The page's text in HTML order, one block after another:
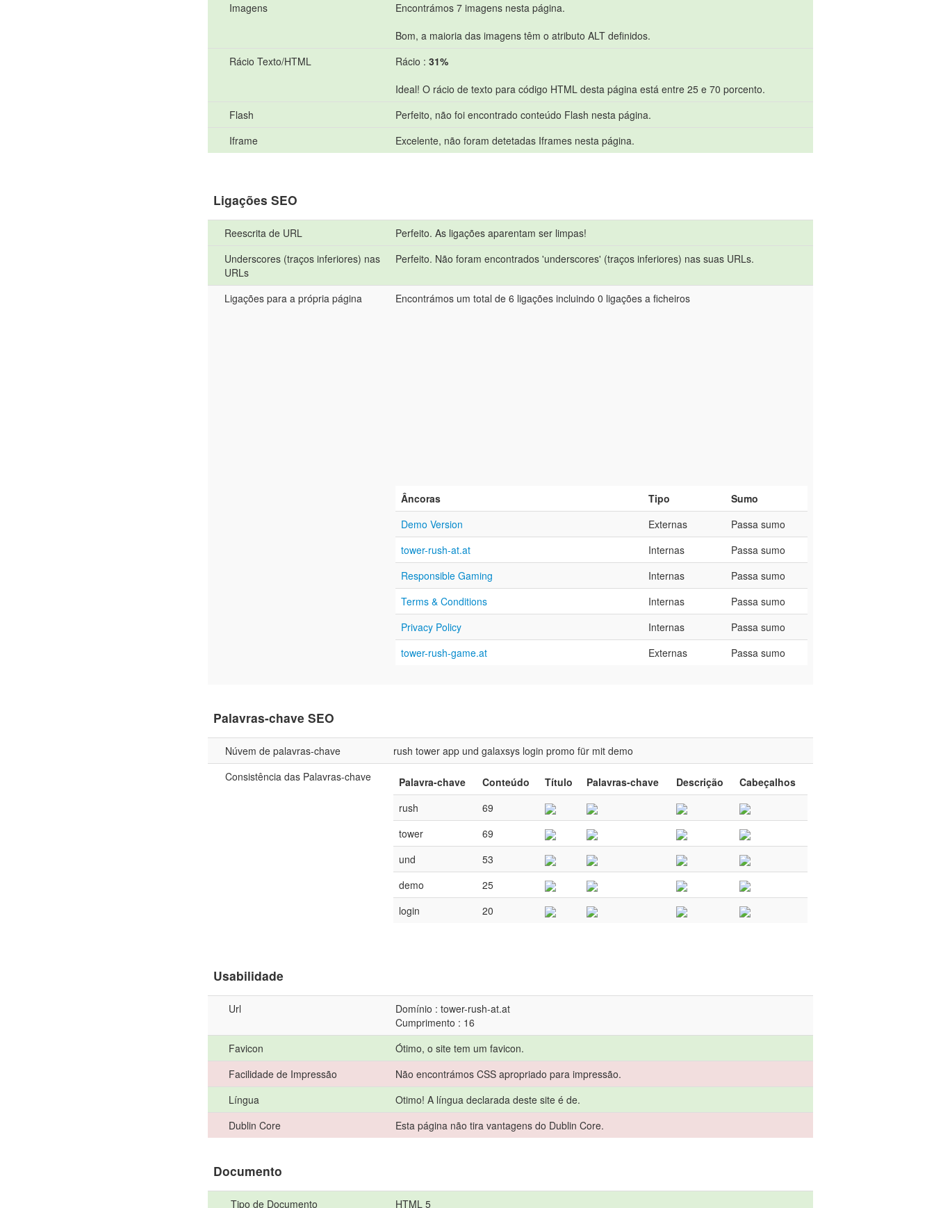
Imagens
Encontrámos 7 imagens nesta página.
Bom, a maioria das imagens têm o atributo ALT definidos.
Rácio Texto/HTML
Rácio : 31%
Ideal! O rácio de texto para código HTML desta página está entre 25 e 70 porcento.
Flash
Perfeito, não foi encontrado conteúdo Flash nesta página.
Iframe
Excelente, não foram detetadas Iframes nesta página.
Ligações SEO
Reescrita de URL
Perfeito. As ligações aparentam ser limpas!
Underscores (traços inferiores) nas
URLs
Perfeito. Não foram encontrados 'underscores' (traços inferiores) nas suas URLs.
Ligações para a própria página Encontrámos um total de 6 ligações incluindo 0 ligações a ficheiros
Âncoras Tipo
Sumo
Demo Version
Externas
Passa sumo
tower-rush-at.at
Internas
Passa sumo
Responsible Gaming
Internas
Passa sumo
Terms & Conditions
Internas
Passa sumo
Privacy Policy
Internas
Passa sumo
tower-rush-game.at
Externas Passa sumo
Palavras-chave SEO
Núvem de palavras-chave rush tower app und galaxsys login promo für mit demo
Consistência das Palavras-chave
Palavra-chave Conteúdo Título Palavras-chave Descrição
Cabeçalhos
rush
69
tower
69
und
53
demo
25
login
20
Usabilidade
Url
Domínio : tower-rush-at.at
Cumprimento : 16
Favicon
Ótimo, o site tem um favicon.
Facilidade de Impressão
Não encontrámos CSS apropriado para impressão.
Língua
Otimo! A língua declarada deste site é de.
Dublin Core
Esta página não tira vantagens do Dublin Core.
Documento
Tipo de Documento HTML 5